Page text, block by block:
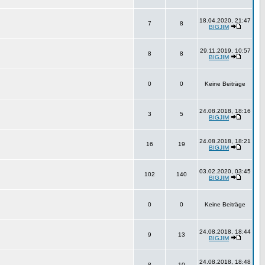
7 8
18.04.2020, 21:47
BIGJIM
8 8
29.11.2019, 10:57
BIGJIM
0 0 Keine Beiträge
3 5
24.08.2018, 18:16
BIGJIM
16 19
24.08.2018, 18:21
BIGJIM
102 140
03.02.2020, 03:45
BIGJIM
0 0 Keine Beiträge
9 13
24.08.2018, 18:44
BIGJIM
24.08.2018, 18:48